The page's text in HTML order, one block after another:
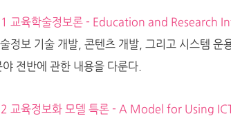
교육학술정보론 - Education and Research
정보 기술 개발, 콘텐츠 개발, 그리고 시스템 운
전반에 관한 내용을 다룬다.
교육정보화 모델 특론 - A Model for Using